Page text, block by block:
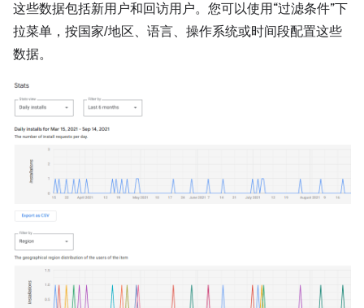
这些数据包括新用户和回访用户。您可以使用“过滤条件”下
拉菜单，按国家/地区、语言、操作系统或时间段配置这些
数据。